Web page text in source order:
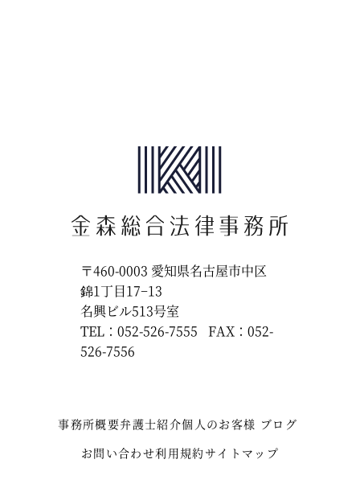
〒460-0003 愛知県名古屋市中区
錦1丁目17−13
名興ビル513号室
TEL：052-526-7555
FAX：052-
526-7556
事務所概要弁護士紹介個人のお客様 ブログ
お問い合わせ利用規約 サイトマップ